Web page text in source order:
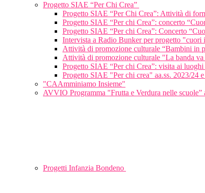
Progetto SIAE “Per Chi Crea”
Progetto SIAE “Per Chi Crea”: Attività di
Progetto SIAE “Per chi Crea”: concerto
Progetto SIAE “Per chi Crea”: Concerto
Intervista a Radio Bunker per progetto
Attività di promozione culturale “Bambini in
Attività di promozione culturale "La banda
Progetto SIAE “Per chi Crea”: visita ai
Progetto SIAE "Per chi crea" aa.ss. 2023/24
"CAAmminiamo Insieme"
AVVIO Programma "Frutta e Verdura nelle scuole”
Progetti Infanzia Bondeno